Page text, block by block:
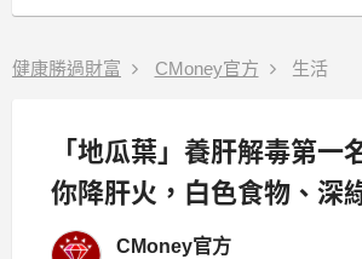
健康勝過財富 CMoney官方 生活
「地瓜葉」養肝解毒第一
你降肝火，白色食物、深
多吃！CMoney官方